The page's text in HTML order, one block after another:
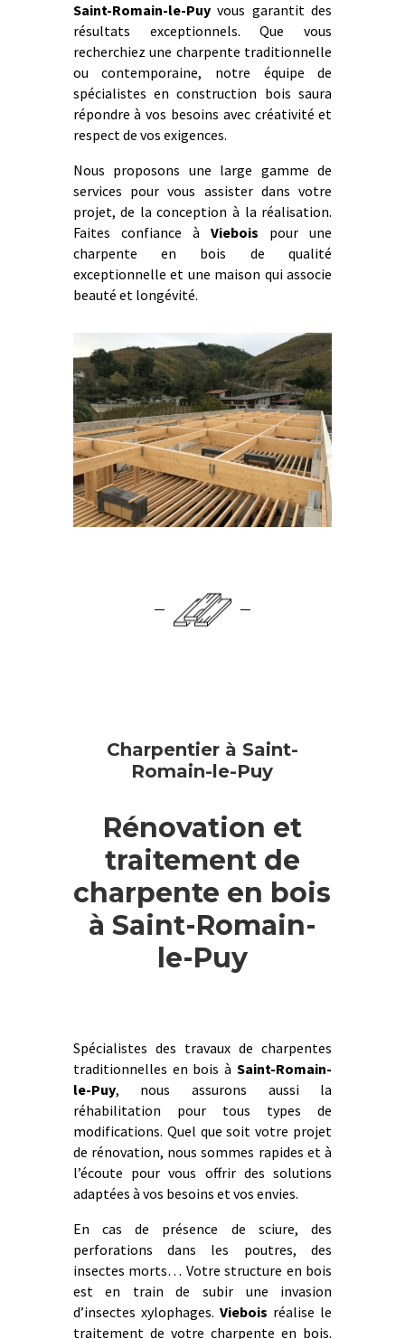
Saint-Romain-le-Puyvous garantit des
résultats exceptionnels. Que vous
recherchiez une charpente traditionnelle
ou contemporaine, notre équipe de
spécialistes en construction bois saura
répondre à vos besoins avec créativité et
respect de vos exigences.
Nous proposons une large gamme de
services pour vous assister dans votre
projet, de la conception à la réalisation.
Faites confiance àViebois pour une
charpente en bois de qualité
exceptionnelle et une maison qui associe
beauté et longévité.
Charpentier à Saint-
Romain-le-Puy
Rénovation et
traitement de
charpente en bois
à Saint-Romain-
le-Puy
Spécialistes des travaux de charpentes
traditionnelles en bois àSaint-Romain-
le-Puy, nous assurons aussi la
réhabilitation pour tous types de
modifications. Quel que soit votre projet
de rénovation, nous sommes rapides et à
l’écoute pour vous offrir des solutions
adaptées à vos besoins et vos envies.
En cas de présence de sciure, des
perforations dans les poutres, des
insectes morts… Votre structure en bois
est en train de subir une invasion
d’insectes xylophages. Viebois réalise le
traitement de votre charpente en bois.